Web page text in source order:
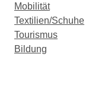
Mobilität
Textilien/Schuhe
Tourismus
Bildung